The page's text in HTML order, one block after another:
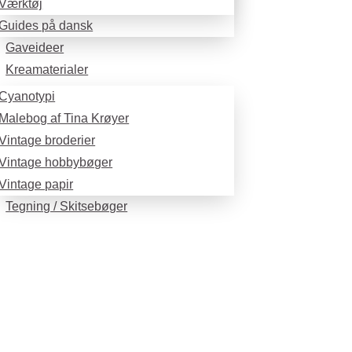
på dansk
Gaveideer
Kreamaterialer
af Tina Krøyer
broderier
hobbybøger
papir
Tegning / Skitsebøger